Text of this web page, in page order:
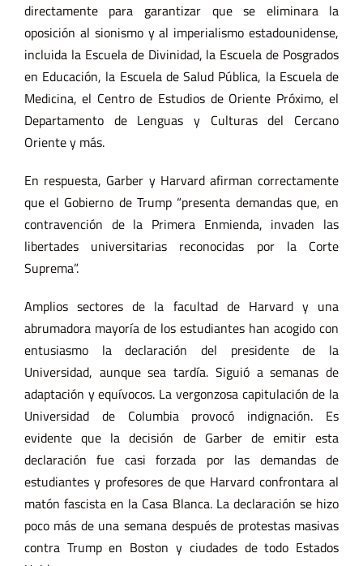
directamente para garantizar que se eliminara la
oposición al sionismo y al imperialismo estadounidense,
incluida la Escuela de Divinidad, la Escuela de Posgrados
en Educación, la Escuela de Salud Pública, la Escuela de
Medicina, el Centro de Estudios de Oriente Próximo, el
Departamento de Lenguas y Culturas del Cercano
Oriente y más.
En respuesta, Garber y Harvard afirman correctamente
que el Gobierno de Trump “presenta demandas que, en
contravención de la Primera Enmienda, invaden las
libertades universitarias reconocidas por la Corte
Suprema”.
Amplios sectores de la facultad de Harvard y una
abrumadora mayoría de los estudiantes han acogido con
entusiasmo la declaración del presidente de la
Universidad, aunque sea tardía. Siguió a semanas de
adaptación y equívocos. La vergonzosa capitulación de la
Universidad de Columbia provocó indignación. Es
evidente que la decisión de Garber de emitir esta
declaración fue casi forzada por las demandas de
estudiantes y profesores de que Harvard confrontara al
matón fascista en la Casa Blanca. La declaración se hizo
poco más de una semana después de protestas masivas
contra Trump en Boston y ciudades de todo Estados